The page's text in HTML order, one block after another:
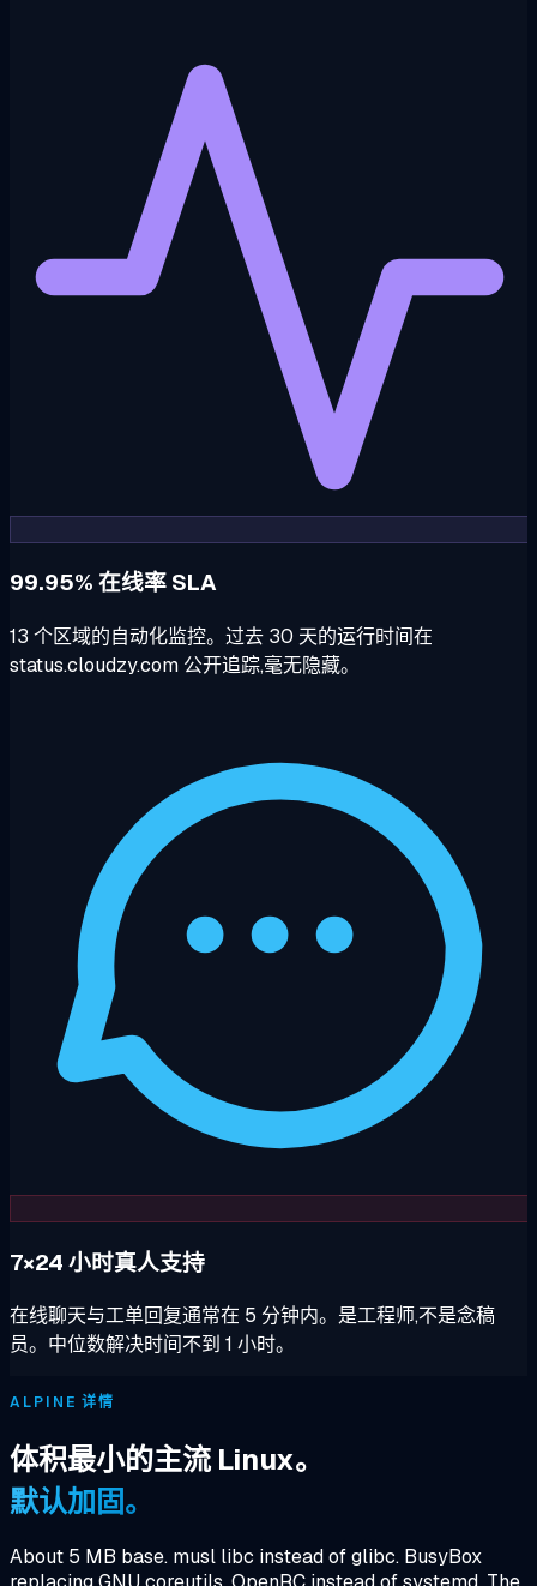
99.95% 在线率 SLA
13 个区域的自动化监控。过去 30 天的运行时间在
status.cloudzy.com 公开追踪,毫无隐藏。
7×24 小时真人支持
在线聊天与工单回复通常在 5 分钟内。是工程师,不是念稿
员。中位数解决时间不到 1 小时。
ALPINE 详情
体积最小的主流 Linux。
默认加固。
About 5 MB base. musl libc instead of glibc. BusyBox